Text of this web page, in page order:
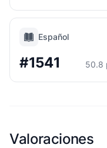
Español
#1541 50.8
Valoraciones